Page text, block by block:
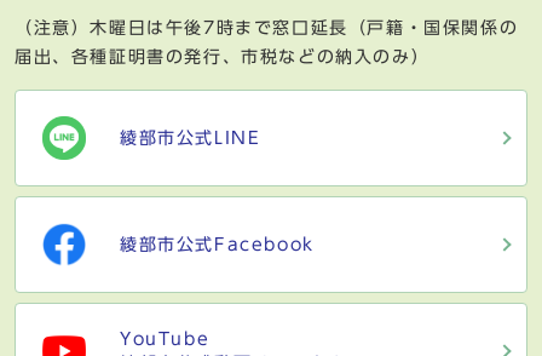
（注意）木曜日は午後7時まで窓口延長（戸籍・国保関係の
届出、各種証明書の発行、市税などの納入のみ）
綾部市公式LINE
綾部市公式Facebook
YouTube